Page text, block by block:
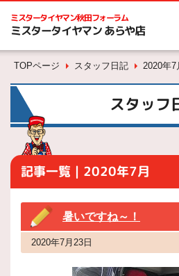
ミスタータイヤマン秋田フォーラム
ミスタータイヤマン あらや店
TOPページ スタッフ日記 2020年7
スタッフ
記事一覧｜2020年7月
暑いですね～！
2020年7月23日